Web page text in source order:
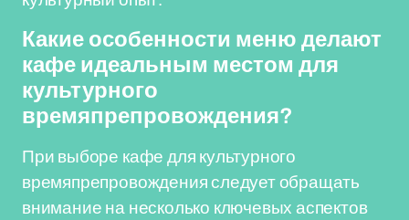
Какие особенности меню делают
кафе идеальным местом для
культурного
времяпрепровождения?
При выборе кафе для культурного
времяпрепровождения следует обращать
внимание на несколько ключевых аспектов